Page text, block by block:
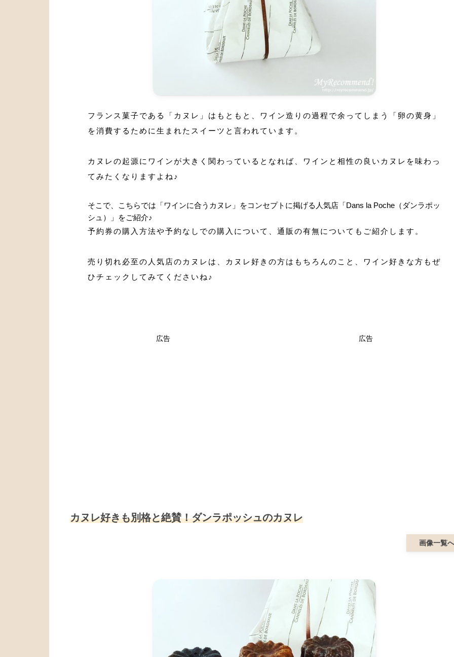
フランス菓子である「カヌレ」はもともと、ワイン造りの過程で余ってしまう「卵の黄身」
を消費するために生まれたスイーツと言われています。
カヌレの起源にワインが大きく関わっているとなれば、ワインと相性の良いカヌレを味わっ
てみたくなりますよね♪
そこで、こちらでは「ワインに合うカヌレ」をコンセプトに掲げる人気店「Dans la Poche（ダンラポッ
シュ）」をご紹介♪
予約券の購入方法や予約なしでの購入について、通販の有無についてもご紹介します。
売り切れ必至の人気店のカヌレは、カヌレ好きの方はもちろんのこと、ワイン好きな方もぜ
ひチェックしてみてくださいね♪
広告 広告
カヌレ好きも別格と絶賛！ダンラポッシュのカヌレ
画像一覧へ